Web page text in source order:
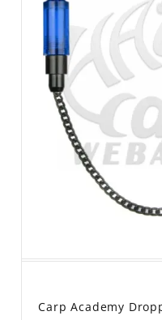
Carp Academy